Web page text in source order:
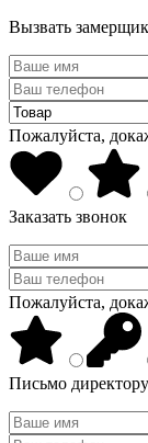
Вызвать
Пожалуйста,
Заказать звонок
Пожалуйста,
Письмо директору